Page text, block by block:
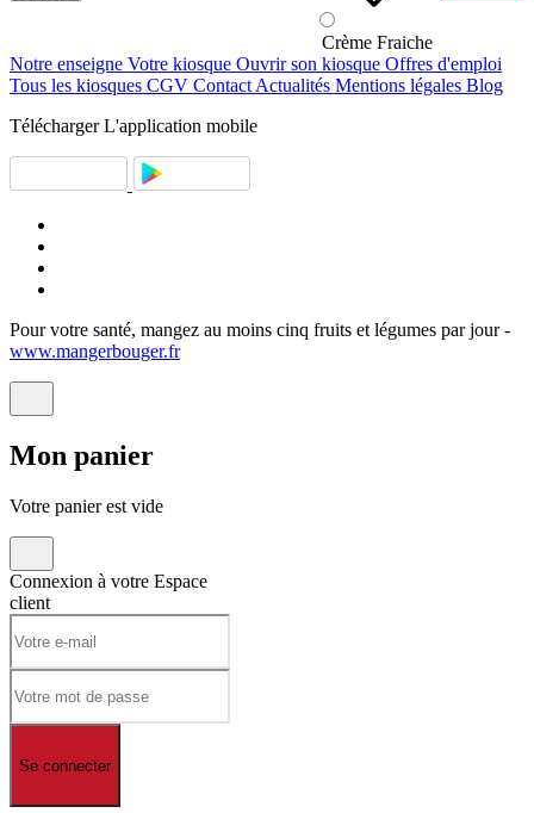
Crème Fraiche
Notre enseigne Votre kiosque Ouvrir son kiosque Offres d'emploi
Tous les kiosques CGV Contact Actualités Mentions légales Blog
Télécharger L'application mobile
Pour votre santé, mangez au moins cinq fruits et légumes par jour -
www.mangerbouger.fr
Mon panier
Votre panier est vide
Connexion à votre Espace
client
Se connecter